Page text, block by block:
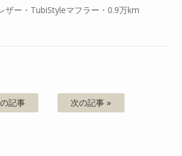
ザー・TubiStyleマフラー・0.9万km
記事 次の記事 »